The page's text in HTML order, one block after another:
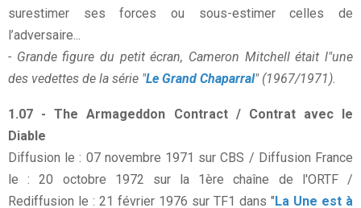
surestimer ses forces ou sous-estimer celles de
l’adversaire...
- Grande figure du petit écran, Cameron Mitchell était l"une
des vedettes de la série "Le Grand Chaparral" (1967/1971).
1.07 - The Armageddon Contract / Contrat avec le
Diable
Diffusion le : 07 novembre 1971 sur CBS / Diffusion France
le : 20 octobre 1972 sur la 1ère chaîne de l'ORTF /
Rediffusion le : 21 février 1976 sur TF1 dans "La Une est à